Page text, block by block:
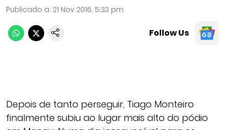
Publicado a: 21 Nov 2016, 5:33 pm
Follow Us
Depois de tanto perseguir, Tiago Monteiro
finalmente subiu ao lugar mais alto do pódio